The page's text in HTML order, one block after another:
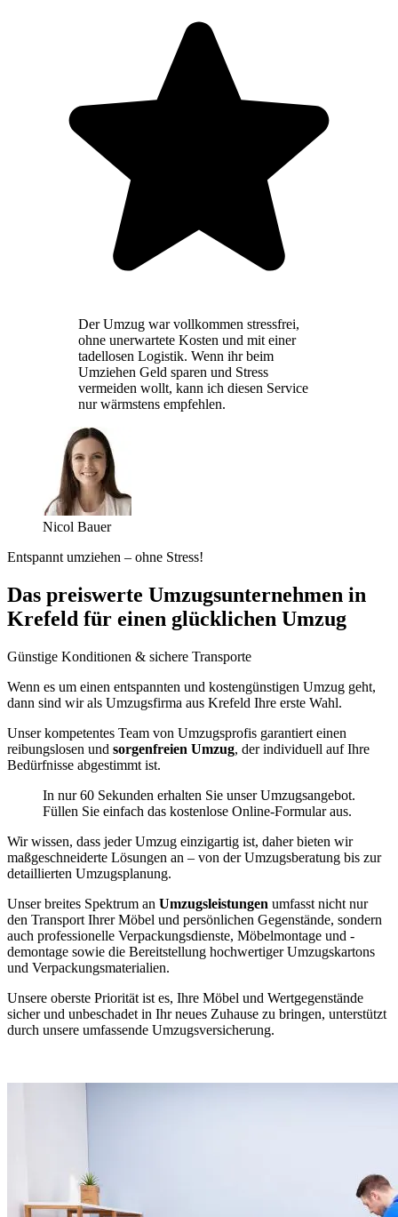
Der Umzug war vollkommen stressfrei,
ohne unerwartete Kosten und mit einer
tadellosen Logistik. Wenn ihr beim
Umziehen Geld sparen und Stress
vermeiden wollt, kann ich diesen Service
nur wärmstens empfehlen.
Nicol Bauer
Entspannt umziehen – ohne Stress!
Das preiswerte Umzugsunternehmen in
Krefeld für einen glücklichen Umzug
Günstige Konditionen & sichere Transporte
Wenn es um einen entspannten und kostengünstigen Umzug geht,
dann sind wir als Umzugsfirma aus Krefeld Ihre erste Wahl.
Unser kompetentes Team von Umzugsprofis garantiert einen
reibungslosen und sorgenfreien Umzug, der individuell auf Ihre
Bedürfnisse abgestimmt ist.
In nur 60 Sekunden erhalten Sie unser Umzugsangebot.
Füllen Sie einfach das kostenlose Online-Formular aus.
Wir wissen, dass jeder Umzug einzigartig ist, daher bieten wir
maßgeschneiderte Lösungen an – von der Umzugsberatung bis zur
detaillierten Umzugsplanung.
Unser breites Spektrum an Umzugsleistungen umfasst nicht nur
den Transport Ihrer Möbel und persönlichen Gegenstände, sondern
auch professionelle Verpackungsdienste, Möbelmontage und -
demontage sowie die Bereitstellung hochwertiger Umzugskartons
und Verpackungsmaterialien.
Unsere oberste Priorität ist es, Ihre Möbel und Wertgegenstände
sicher und unbeschadet in Ihr neues Zuhause zu bringen, unterstützt
durch unsere umfassende Umzugsversicherung.